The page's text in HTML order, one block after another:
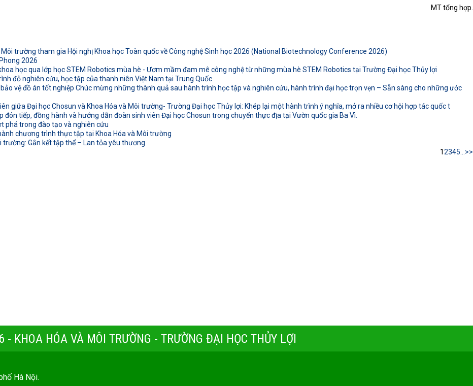
MT tổng hợp.
trường tham gia Hội nghị Khoa học Toàn quốc về Công nghệ Sinh học 2026 (National Biotechnology Conference 2026)
2026
học qua lớp học STEM Robotics mùa hè - Ươm mầm đam mê công nghệ từ những mùa hè STEM Robotics tại Trường Đại học Thủy lợi
đỏ nghiên cứu, học tập của thanh niên Việt Nam tại Trung Quốc
vệ đồ án tốt nghiệp Chúc mừng những thành quả sau hành trình học tập và nghiên cứu, hành trình đại học trọn vẹn – Sẵn sàng cho những ước
giữa Đại học Chosun và Khoa Hóa và Môi trường- Trường Đại học Thủy lợi: Khép lại một hành trình ý nghĩa, mở ra nhiều cơ hội hợp tác quốc t
tiếp, đồng hành và hướng dẫn đoàn sinh viên Đại học Chosun trong chuyến thực địa tại Vườn quốc gia Ba Vì.
phá trong đào tạo và nghiên cứu
chương trình thực tập tại Khoa Hóa và Môi trường
trường: Gắn kết tập thể – Lan tỏa yêu thương
12345 >>
KHOA HÓA VÀ MÔI TRƯỜNG - TRƯỜNG ĐẠI HỌC THỦY LỢI
Hà Nội.